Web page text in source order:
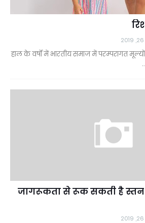
हाल के वर्षों में भारतीय समाज में परम्परागत
जागरूकता से रूक सकती है स्तन